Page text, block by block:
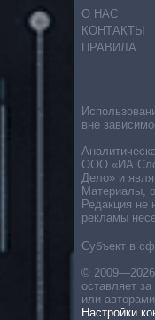
О НАС
КОНТАКТЫ
ПРАВИЛА
Субъект в
© 2009—2026
оставляет
или
Настройки
вне
ООО «ИА
Дело» и
Материалы,
Редакция не
рекламы